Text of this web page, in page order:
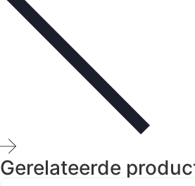
Gerelateerde